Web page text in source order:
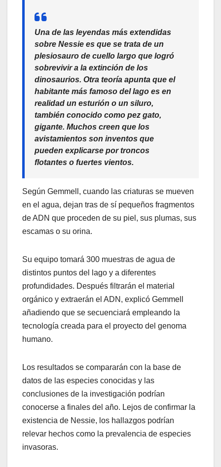
Una de las leyendas más extendidas
sobre Nessie es que se trata de un
plesiosauro de cuello largo que logró
sobrevivir a la extinción de los
dinosaurios. Otra teoría apunta que el
habitante más famoso del lago es en
realidad un esturión o un siluro,
también conocido como pez gato,
gigante. Muchos creen que los
avistamientos son inventos que
pueden explicarse por troncos
flotantes o fuertes vientos.
Según Gemmell, cuando las criaturas se mueven
en el agua, dejan tras de sí pequeños fragmentos
de ADN que proceden de su piel, sus plumas, sus
escamas o su orina.
Su equipo tomará 300 muestras de agua de
distintos puntos del lago y a diferentes
profundidades. Después filtrarán el material
orgánico y extraerán el ADN, explicó Gemmell
añadiendo que se secuenciará empleando la
tecnología creada para el proyecto del genoma
humano.
Los resultados se compararán con la base de
datos de las especies conocidas y las
conclusiones de la investigación podrían
conocerse a finales del año. Lejos de confirmar la
existencia de Nessie, los hallazgos podrían
relevar hechos como la prevalencia de especies
invasoras.